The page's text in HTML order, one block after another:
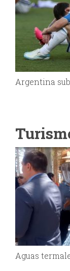
Argentina
Aguas